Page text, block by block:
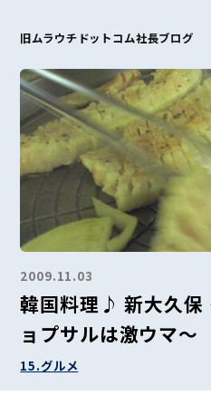
旧ムラウチドットコム社長ブログ
2009.11.03
韓国料理♪ 新大久保
ョプサルは激ウマ～
15.グルメ